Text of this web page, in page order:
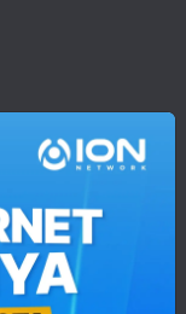
Anda Di
Untuk
Terbaik!